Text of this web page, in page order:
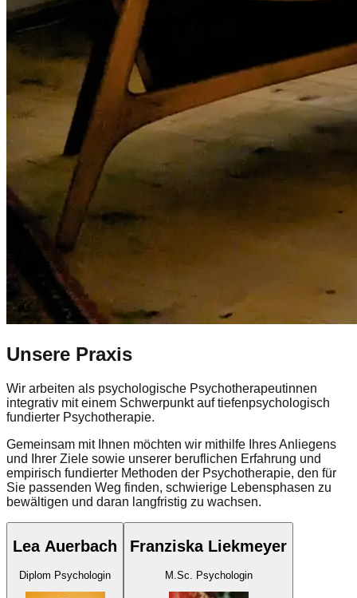
Unsere Praxis
Wir arbeiten als psychologische Psychotherapeutinnen
integrativ mit einem Schwerpunkt auf tiefenpsychologisch
fundierter Psychotherapie.
Gemeinsam mit Ihnen möchten wir mithilfe Ihres Anliegens
und Ihrer Ziele sowie unserer beruflichen Erfahrung und
empirisch fundierter Methoden der Psychotherapie, den für
Sie passenden Weg finden, schwierige Lebensphasen zu
bewältigen und daran langfristig zu wachsen.
Lea Auerbach
Diplom Psychologin
Franziska Liekmeyer
M.Sc. Psychologin